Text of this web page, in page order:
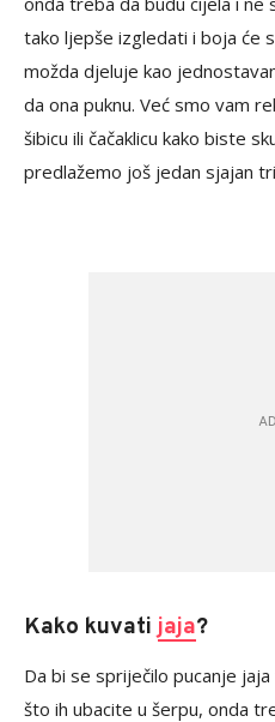
tako ljepše izgledati i boja će
možda djeluje kao
da ona puknu. Već smo vam
šibicu ili čačaklicu kako biste
predlažemo još jedan sjajan
Кako kuvatijaja?
Da bi se spriječilo pucanje
što ih ubacite u šerpu, onda